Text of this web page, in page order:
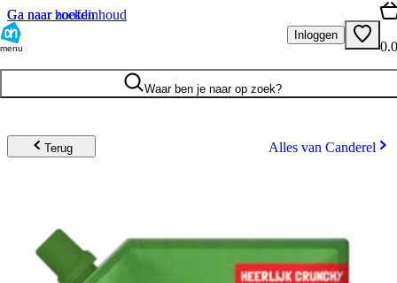
Ga naar hoofdinhoud
Ga naar zoeken
menu
Inloggen
Waar ben je naar op zoek?
Terug Alles van Canderel